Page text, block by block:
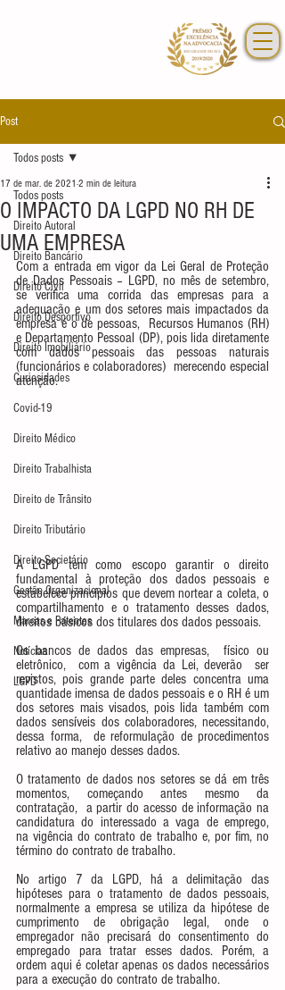
Post
Todos posts
Direito Autoral
Direito Bancário
Direito Civil
Direito Desportivo
Direito Imobiliário
Curiosidades
Covid-19
Direito Médico
Direito Trabalhista
Direito de Trânsito
Direito Tributário
Direito Societário
Gestão Organizacional
Marcas e Patentes
Notícias
LGPD
Todos posts
O IMPACTO DA LGPD NO RH DE
UMA EMPRESA
17 de mar. de 2021 2 min de leitura
Com a entrada em vigor da Lei Geral de Proteção
de Dados Pessoais – LGPD, no mês de setembro,
se verifica uma corrida das empresas para a
adequação e um dos setores mais impactados da
empresa é o de pessoas,  Recursos Humanos (RH)
e Departamento Pessoal (DP), pois lida diretamente
com dados pessoais das pessoas naturais
(funcionários e colaboradores)  merecendo especial
atenção.
A LGPD tem como escopo garantir o direito
fundamental à proteção dos dados pessoais e
estabelece princípios que devem nortear a coleta, o
compartilhamento e o tratamento desses dados,
direitos básicos dos titulares dos dados pessoais.
Os bancos de dados das empresas,  físico ou
eletrônico,  com a vigência da Lei, deverão  ser
revistos, pois grande parte deles concentra uma
quantidade imensa de dados pessoais e o RH é um
dos setores mais visados, pois lida também com
dados sensíveis dos colaboradores, necessitando,
dessa forma,  de reformulação de procedimentos
relativo ao manejo desses dados.
O tratamento de dados nos setores se dá em três
momentos, começando antes mesmo da
contratação,  a partir do acesso de informação na
candidatura do interessado a vaga de emprego,
na vigência do contrato de trabalho e, por fim, no
término do contrato de trabalho.
No artigo 7 da LGPD, há a delimitação das
hipóteses para o tratamento de dados pessoais,
normalmente a empresa se utiliza da hipótese de
cumprimento de obrigação legal, onde o
empregador não precisará do consentimento do
empregado para tratar esses dados. Porém, a
ordem aqui é coletar apenas os dados necessários
para a execução do contrato de trabalho.